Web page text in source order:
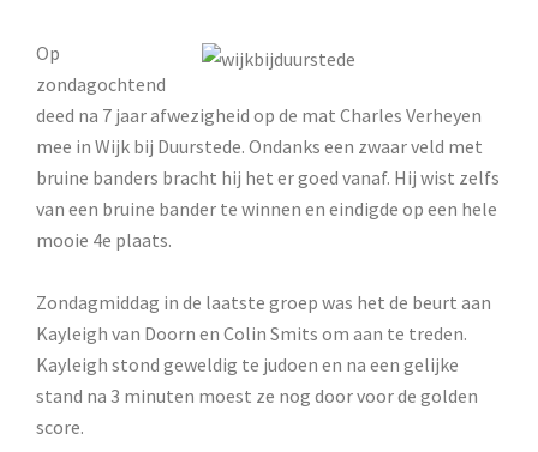
Op
zondagochtend
deed na 7 jaar afwezigheid op de mat Charles Verheyen
mee in Wijk bij Duurstede. Ondanks een zwaar veld met
bruine banders bracht hij het er goed vanaf. Hij wist zelfs
van een bruine bander te winnen en eindigde op een hele
mooie 4e plaats.
Zondagmiddag in de laatste groep was het de beurt aan
Kayleigh van Doorn en Colin Smits om aan te treden.
Kayleigh stond geweldig te judoen en na een gelijke
stand na 3 minuten moest ze nog door voor de golden
score.